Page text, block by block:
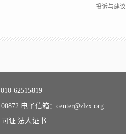
投诉与建议
62515819
电子信箱：center@zlzx.org
证 法人证书